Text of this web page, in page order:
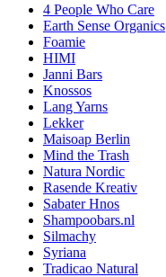
4 People Who Care
Earth Sense Organics
Foamie
HIMI
Janni Bars
Knossos
Lang Yarns
Lekker
Maisoap Berlin
Mind the Trash
Natura Nordic
Rasende Kreativ
Sabater Hnos
Shampoobars.nl
Silmachy
Syriana
Tradicao Natural